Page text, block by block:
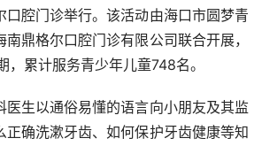
口腔门诊举行。该活动由海口市圆梦青
鼎格尔口腔门诊有限公司联合开展，
累计服务青少年儿童748名。
医生以通俗易懂的语言向小朋友及其监
正确洗漱牙齿、如何保护牙齿健康等知